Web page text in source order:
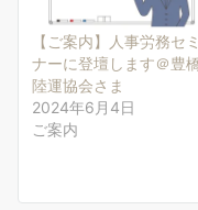
【ご案内】人事労務セミ
ナーに登壇します＠豊
陸運協会さま
2024年6月4日
ご案内